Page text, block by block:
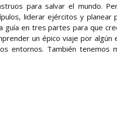
para salvar el mundo.
liderar ejércitos y planear
en tres partes para que
un épico viaje por algún
entornos. También tenemos